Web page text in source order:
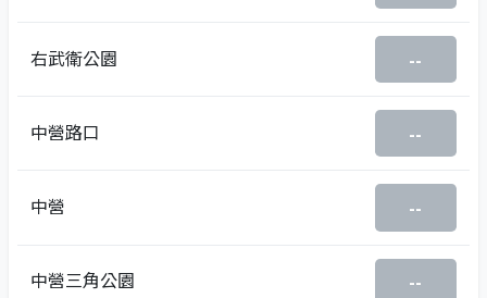
右武衛公園 --
中營路口 --
中營 --
中營三角公園 --